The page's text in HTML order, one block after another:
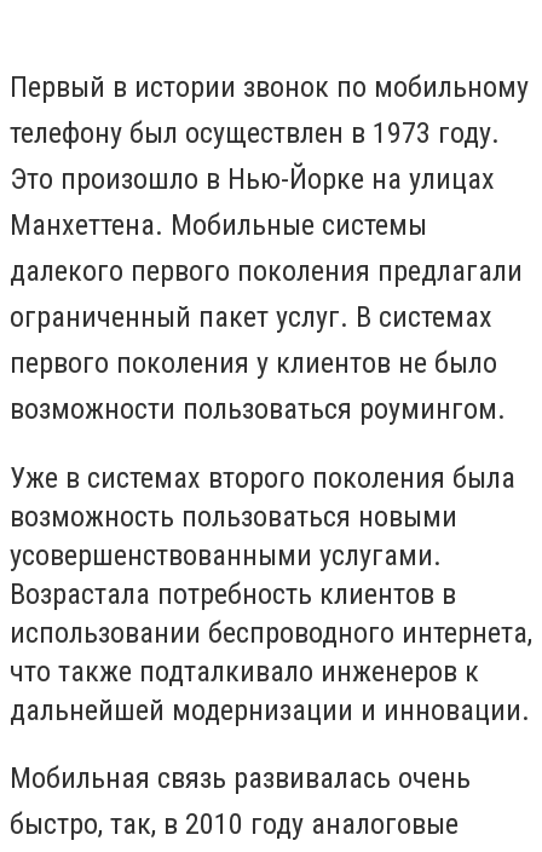
Первый в истории звонок по мобильному
телефону был осуществлен в 1973 году.
Это произошло в Нью-Йорке на улицах
Манхеттена. Мобильные системы
далекого первого поколения предлагали
ограниченный пакет услуг. В системах
первого поколения у клиентов не было
возможности пользоваться роумингом.
Уже в системах второго поколения была
возможность пользоваться новыми
усовершенствованными услугами.
Возрастала потребность клиентов в
использовании беспроводного интернета,
что также подталкивало инженеров к
дальнейшей модернизации и инновации.
Мобильная связь развивалась очень
быстро, так, в 2010 году аналоговые